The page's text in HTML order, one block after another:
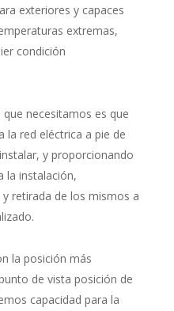
exteriores y capaces
extremas,
condición
necesitamos es que
red eléctrica a pie de
y proporcionando
la instalación,
retirada de los mismos a
la posición más
de vista posición de
capacidad para la